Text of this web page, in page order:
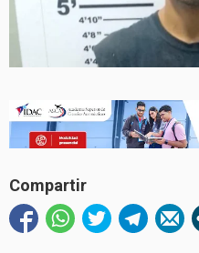
Compartir